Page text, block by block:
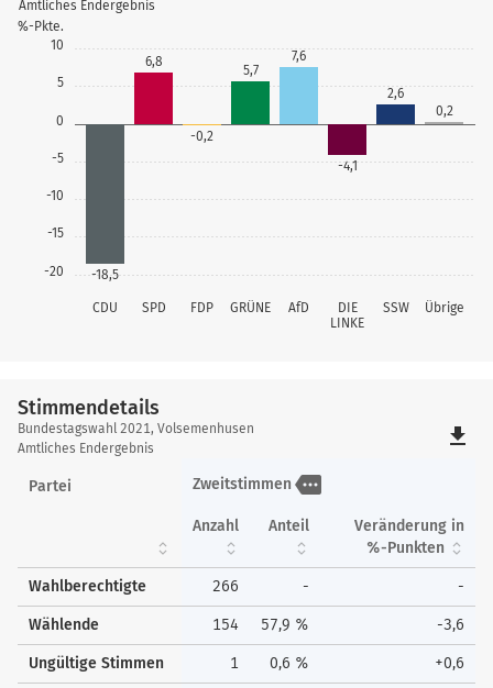
-20
-15
-10
-5
0
5
10
%-Pkte.
CDU SPD FDP GRÜNE AfD
DIE
LINKE
SSW Übrige
-18,5
6,8
-0,2
5,7
7,6
-4,1
2,6
0,2
Amtliches Endergebnis
Stimmendetails
Stimmendetails
Bundestagswahl 2021, Volsemenhusen
Amtliches Endergebnis
file_download
Partei Zweitstimmen more
Anzahl Anteil
Veränderung in
%-Punkten
Wahlberechtigte 266 - -
Wählende 154 57,9 % -3,6
Ungültige Stimmen 1 0,6 % +0,6